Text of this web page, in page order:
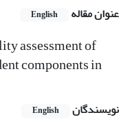
عنوان مقاله English
assessment of
components in
نویسندگان English